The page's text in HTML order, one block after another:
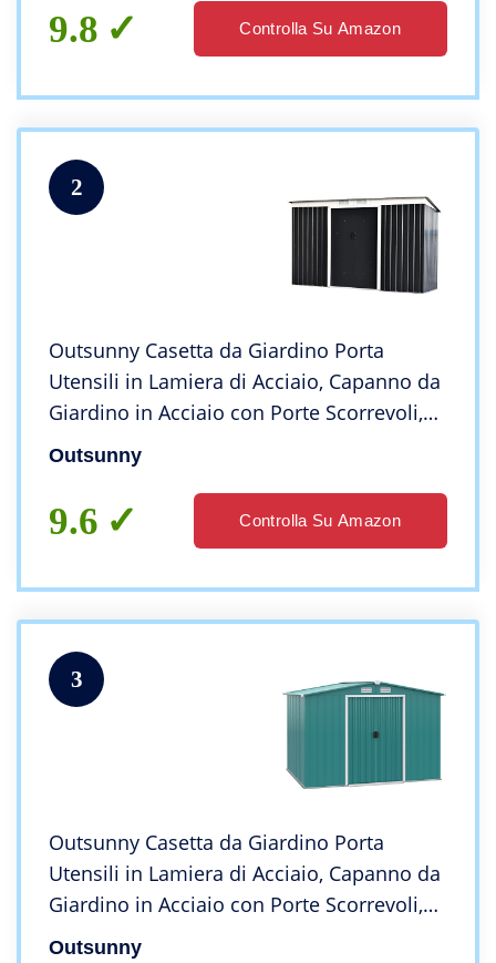
9.8 Controlla Su Amazon
2
Outsunny Casetta da Giardino Porta
Utensili in Lamiera di Acciaio, Capanno da
Giardino in Acciaio con Porte Scorrevoli,
280x130x172cm, Grigio-Nero
Outsunny
9.6 Controlla Su Amazon
3
Outsunny Casetta da Giardino Porta
Utensili in Lamiera di Acciaio, Capanno da
Giardino in Acciaio con Porte Scorrevoli,
260x206x179 cm, Verde
Outsunny